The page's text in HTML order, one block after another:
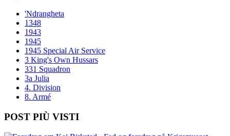
'Ndrangheta
1348
1943
1945
1945 Special Air Service
3 King's Own Hussars
331 Squadron
3a Julia
4. Division
8. Armé
POST PIÙ VISTI